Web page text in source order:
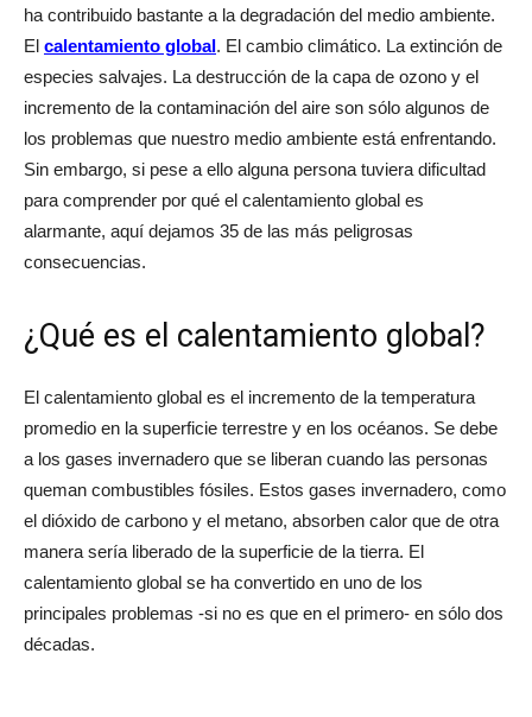
ha contribuido bastante a la degradación del medio ambiente.
El calentamiento global. El cambio climático. La extinción de
especies salvajes. La destrucción de la capa de ozono y el
incremento de la contaminación del aire son sólo algunos de
los problemas que nuestro medio ambiente está enfrentando.
Sin embargo, si pese a ello alguna persona tuviera dificultad
para comprender por qué el calentamiento global es
alarmante, aquí dejamos 35 de las más peligrosas
consecuencias.
¿Qué es el calentamiento global?
El calentamiento global es el incremento de la temperatura
promedio en la superficie terrestre y en los océanos. Se debe
a los gases invernadero que se liberan cuando las personas
queman combustibles fósiles. Estos gases invernadero, como
el dióxido de carbono y el metano, absorben calor que de otra
manera sería liberado de la superficie de la tierra. El
calentamiento global se ha convertido en uno de los
principales problemas -si no es que en el primero- en sólo dos
décadas.